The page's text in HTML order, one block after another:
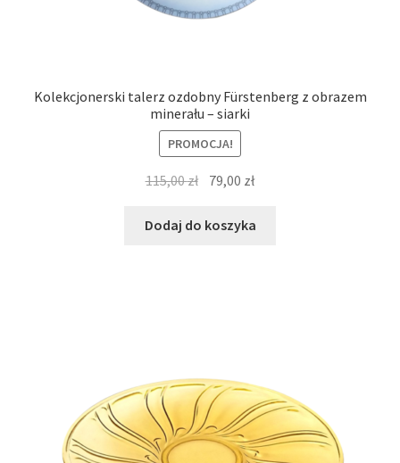
Kolekcjonerski talerz ozdobny Fürstenberg z obrazem
minerału – siarki
PROMOCJA!
115,00zł Pierwotna
wynosiła:
79,00 złAktualna
wynosi:
Dodaj do koszyka